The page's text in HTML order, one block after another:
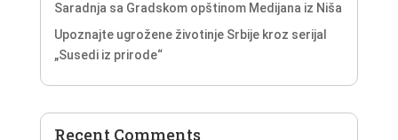
Saradnja sa Gradskom opštinom Medijana iz Niša
Upoznajte ugrožene životinje Srbije kroz serijal
„Susedi iz prirode“
Recent Comments